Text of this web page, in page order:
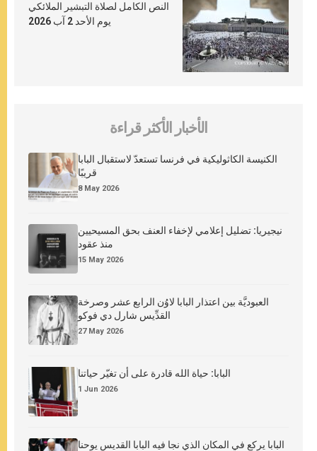
النص الكامل لصلاة التبشير الملائكي
يوم الأحد 2 آب 2026
الأخبار الأكثر قراءة
الكنيسة الكاثوليكية في فرنسا تستعدّ لاستقبال البابا
قريبًا
8 May 2026
نيجيريا: تضليل إعلامي لإخفاء العنف بحق المسيحيين
منذ عقود
15 May 2026
العبوديَّة بين اعتذار البابا لاوُن الرابع عشر وصرخة
القدِّيس شارل دي فوكو
27 May 2026
البابا: حياة الله قادرة على أن تغيّر حياتنا
1 Jun 2026
البابا يركع في المكان الذي نجا فيه البابا القديس يوحنا